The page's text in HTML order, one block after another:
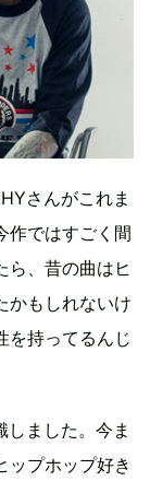
さんがこれま
作ではすごく間
ら、昔の曲はヒ
かもしれないけ
を持ってるんじ
しました。今ま
ップホップ好き